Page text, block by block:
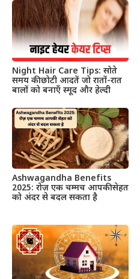
Night Hair Care Tips: सोते
समय की छोटी आदतें जो रातों-रात
बालों को बनाएँ स्मूद और हेल्दी
Ashwagandha Benefits
2025: रोज़ एक चम्मच आपकी सेहत
को अंदर से बदल सकता है